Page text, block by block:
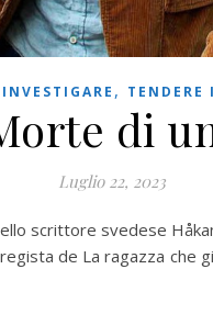
INVESTIGARE , TENDERE
di
Luglio 22, 2023
scrittore svedese
de La ragazza che